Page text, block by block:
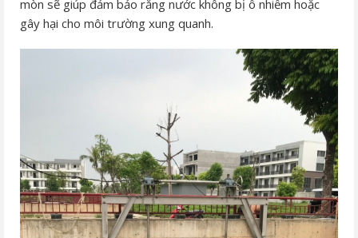
mòn sẽ giúp đảm bảo rằng nước không bị ô nhiễm hoặc
gây hại cho môi trường xung quanh.